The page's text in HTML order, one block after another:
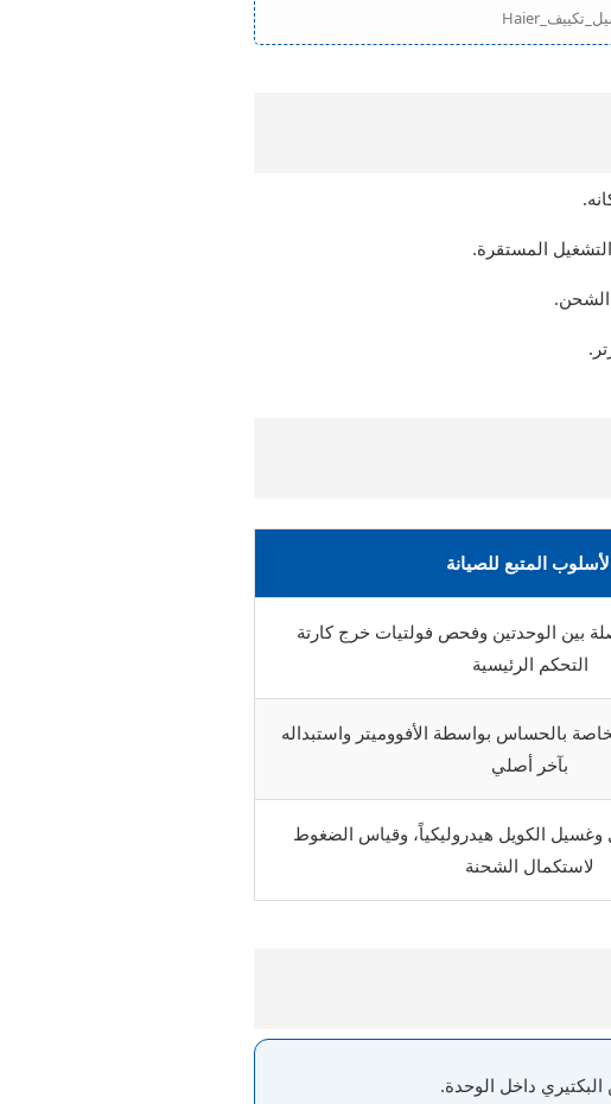
المستقرة.
الشحن.
المتبع للصيانة
بين الوحدتين وفحص فولتيات خرج كارتة
التحكم الرئيسية
بالحساس بواسطة الأفووميتر واستبداله
بآخر أصلي
وغسيل الكويل هيدروليكياً، وقياس الضغوط
لاستكمال الشحنة
داخل الوحدة.